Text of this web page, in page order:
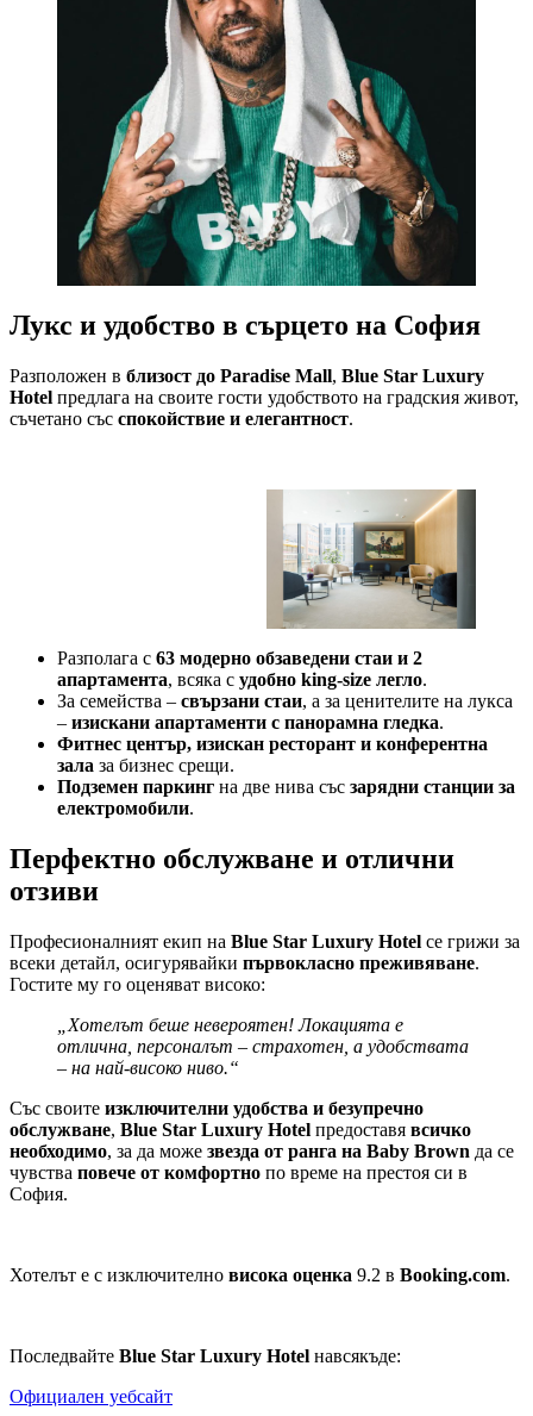
Лукс и удобство в сърцето на София
Разположен в близост до Paradise Mall, Blue Star Luxury
Hotel предлага на своите гости удобството на градския живот,
съчетано със спокойствие и елегантност.
Разполага с 63 модерно обзаведени стаи и 2
апартамента, всяка с удобно king-size легло.
За семейства – свързани стаи, а за ценителите на лукса
– изискани апартаменти с панорамна гледка.
Фитнес център, изискан ресторант и конферентна
зала за бизнес срещи.
Подземен паркинг на две нива със зарядни станции за
електромобили.
Перфектно обслужване и отлични
отзиви
Професионалният екип на Blue Star Luxury Hotel се грижи за
всеки детайл, осигурявайки първокласно преживяване.
Гостите му го оценяват високо:
„Хотелът беше невероятен! Локацията е
отлична, персоналът – страхотен, а удобствата
– на най-високо ниво.“
Със своите изключителни удобства и безупречно
обслужване, Blue Star Luxury Hotel предоставя всичко
необходимо, за да може звезда от ранга на Baby Brown да се
чувства повече от комфортно по време на престоя си в
София.
Хотелът е с изключително висока оценка 9.2 в Booking.com.
Последвайте Blue Star Luxury Hotel навсякъде:
Официален уебсайт